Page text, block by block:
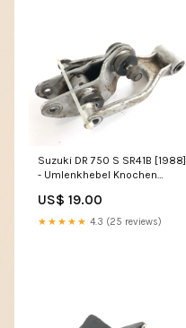
Suzuki DR 750 S SR41B [1988]
- Umlenkhebel Knochen
US$ 19.00
★★★★★ 4.3 (25 reviews)